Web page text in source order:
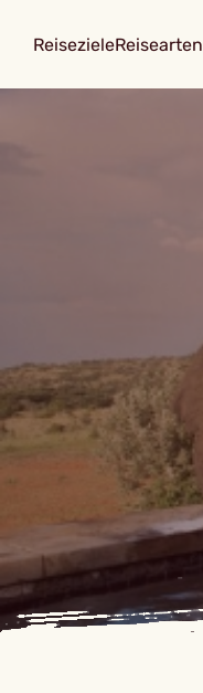
ReisezieleReisearten